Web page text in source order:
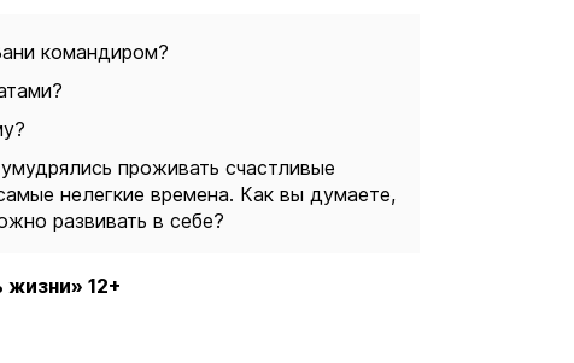
командиром?
проживать счастливые
нелегкие времена. Как вы думаете,
развивать в себе?
12+